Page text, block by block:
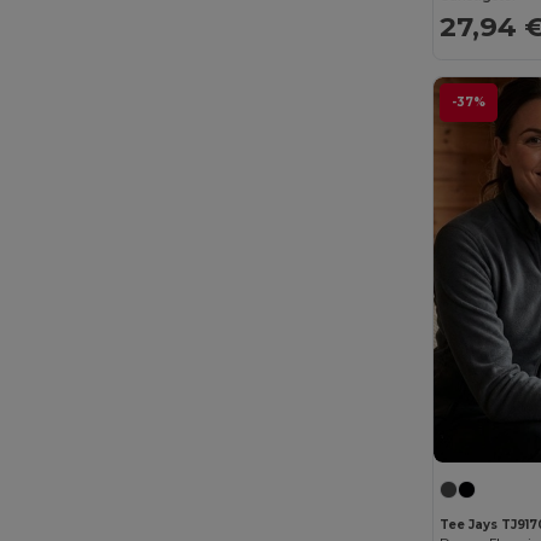
27,94
-37%
Tee Jays